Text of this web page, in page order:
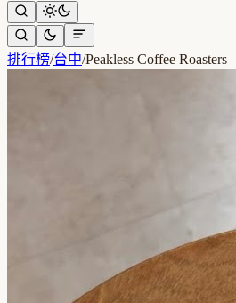
排行榜/台中/Peakless Coffee Roasters